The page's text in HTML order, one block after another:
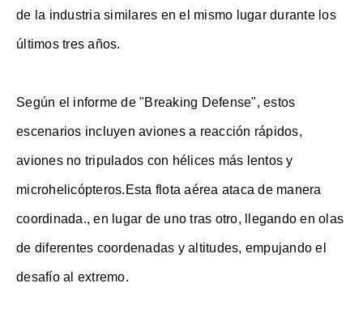
de la industria similares en el mismo lugar durante los
últimos tres años.
Según el informe de "Breaking Defense", estos
escenarios incluyen aviones a reacción rápidos,
aviones no tripulados con hélices más lentos y
microhelicópteros.Esta flota aérea ataca de manera
coordinada., en lugar de uno tras otro, llegando en olas
de diferentes coordenadas y altitudes, empujando el
desafío al extremo.